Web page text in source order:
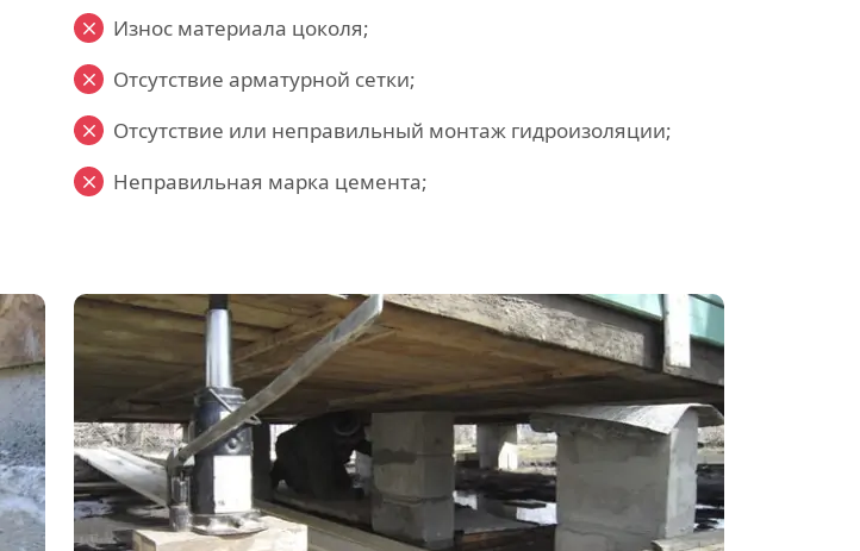
Износ материала цоколя;
Отсутствие арматурной сетки;
Отсутствие или неправильный монтаж гидроизоляции;
Неправильная марка цемента;